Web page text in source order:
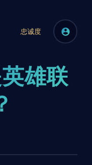
忠诚度
雄联